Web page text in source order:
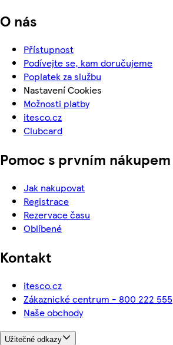
O nás
Přístupnost
Podívejte se, kam doručujeme
Poplatek za službu
Nastavení Cookies
Možnosti platby
itesco.cz
Clubcard
Pomoc s prvním nákupem
Jak nakupovat
Registrace
Rezervace času
Oblíbené
Kontakt
itesco.cz
Zákaznické centrum - 800 222 555
Naše obchody
Užitečné odkazy